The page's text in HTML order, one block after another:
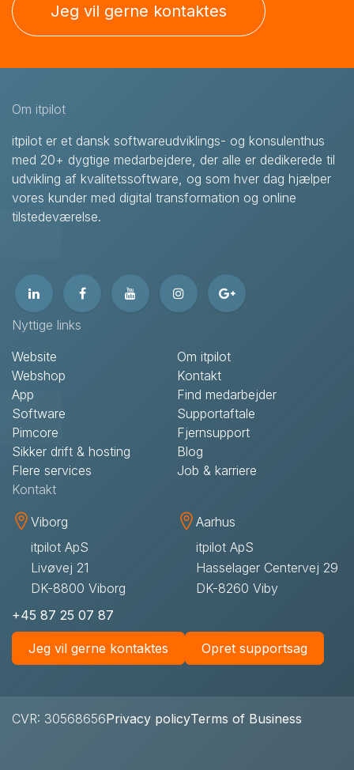
Jeg vil gerne kontaktes
Om itpilot
itpilot er et dansk softwareudviklings- og konsulenthus
med 20+ dygtige medarbejdere, der alle er dedikerede til
udvikling af kvalitetssoftware, og som hver dag hjælper
vores kunder med digital transformation og online
tilstedeværelse.
Nyttige links
Website
Webshop
App
Software
Pimcore
Sikker drift & hosting
Flere services
Om itpilot
Kontakt
Find medarbejder
Supportaftale
Fjernsupport
Blog
Job & karriere
Kontakt
Viborg
itpilot ApS
Livøvej 21
DK-8800 Viborg
Aarhus
itpilot ApS
Hasselager Centervej 29
DK-8260 Viby
+45 87 25 07 87
Jeg vil gerne kontaktes Opret supportsag
CVR: 30568656Privacy policyTerms of Business